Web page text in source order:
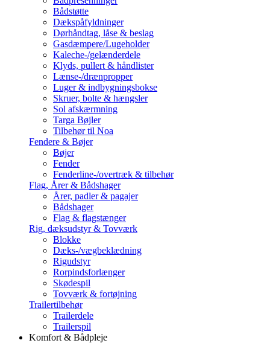
Bådstøtte
Dækspåfyldninger
Dørhåndtag, låse & beslag
Gasdæmpere/Lugeholder
Kaleche-/gelænderdele
Klyds, pullert & håndlister
Lænse-/drænpropper
Luger & indbygningsbokse
Skruer, bolte & hængsler
Sol afskærmning
Targa Bøjler
Tilbehør til Noa
Fendere & Bøjer
Bøjer
Fender
Fenderline-/overtræk & tilbehør
Flag, Årer & Bådshager
Årer, padler & pagajer
Bådshager
Flag & flagstænger
Rig, dæksudstyr & Tovværk
Blokke
Dæks-/vægbeklædning
Rigudstyr
Rorpindsforlænger
Skødespil
Tovværk & fortøjning
Trailertilbehør
Trailerdele
Trailerspil
Komfort & Bådpleje